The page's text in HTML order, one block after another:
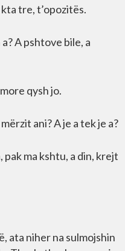
tre, t’opozitës.
A pshtove bile, a
qysh jo.
ani? A je a tek je a?
pak ma kshtu, a din, krejt
ata niher na sulmojshin